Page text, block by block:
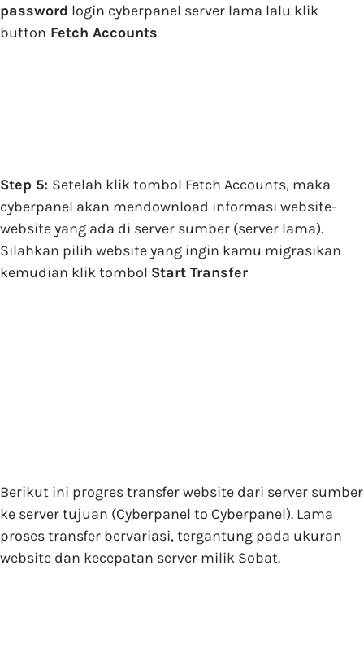
password login cyberpanel server lama lalu klik
button Fetch Accounts
Step 5: Setelah klik tombol Fetch Accounts, maka
cyberpanel akan mendownload informasi website-
website yang ada di server sumber (server lama).
Silahkan pilih website yang ingin kamu migrasikan
kemudian klik tombol Start Transfer
Berikut ini progres transfer website dari server sumber
ke server tujuan (Cyberpanel to Cyberpanel). Lama
proses transfer bervariasi, tergantung pada ukuran
website dan kecepatan server milik Sobat.